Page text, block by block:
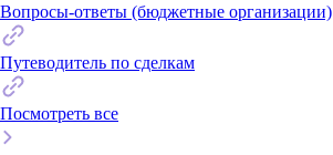
Вопросы-ответы (бюджетные организации)
Путеводитель по сделкам
Посмотреть все